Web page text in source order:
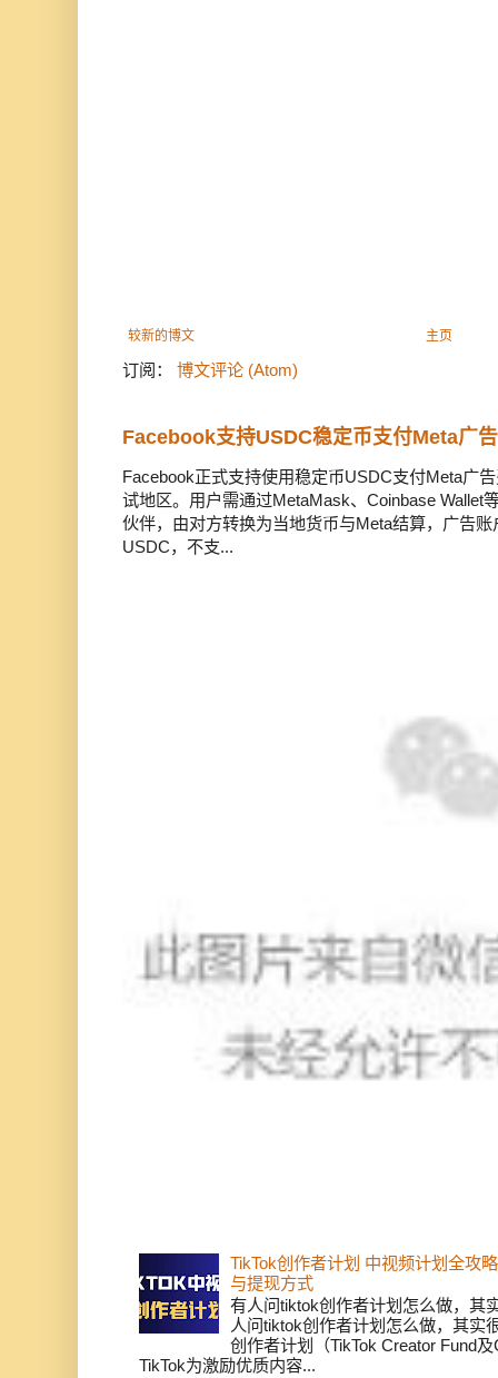
较新的博文 主页
订阅： 博文评论 (Atom)
Facebook支持USDC稳定币支付Meta广
Facebook正式支持使用稳定币USDC支付Meta广
试地区。用户需通过MetaMask、Coinbase Wallet
伙伴，由对方转换为当地货币与Meta结算，广告
USDC，不支...
TikTok创作者计划 中视频计划全攻
与提现方式
有人问tiktok创作者计划怎么做，其
人问tiktok创作者计划怎么做，其实
创作者计划（TikTok Creator Fund
TikTok为激励优质内容...